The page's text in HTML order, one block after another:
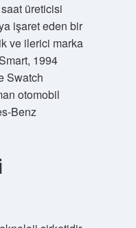
üreticisi
işaret eden bir
ve ilerici marka
1994
Swatch
otomobil
Benz